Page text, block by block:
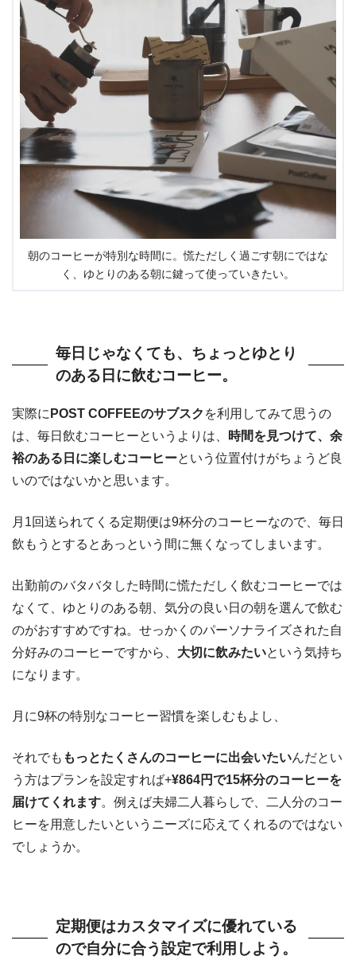
朝のコーヒーが特別な時間に。慌ただしく過ごす朝にではな
く、ゆとりのある朝に鍵って使っていきたい。
毎日じゃなくても、ちょっとゆとり
のある日に飲むコーヒー。
実際に POST COFFEEのサブスク を利用してみて思うの
は、毎日飲むコーヒーというよりは、
時間を見つけて、余
裕のある日に楽しむコーヒーという位置付けがちょうど良
いのではないかと思います。
月1回送られてくる定期便は9杯分のコーヒーなので、毎日
飲もうとするとあっという間に無くなってしまいます。
出勤前のバタバタした時間に慌ただしく飲むコーヒーでは
なくて、ゆとりのある朝、気分の良い日の朝を選んで飲む
のがおすすめですね。せっかくのパーソナライズされた自
分好みのコーヒーですから、 大切に飲みたいという気持ち
になります。
月に9杯の特別なコーヒー習慣を楽しむもよし、
それでも もっとたくさんのコーヒーに出会いたいんだとい
う方はプランを設定すれば+¥864円で15杯分のコーヒーを
届けてくれます。例えば夫婦二人暮らしで、二人分のコー
ヒーを用意したいというニーズに応えてくれるのではない
でしょうか。
定期便はカスタマイズに優れている
ので自分に合う設定で利用しよう。